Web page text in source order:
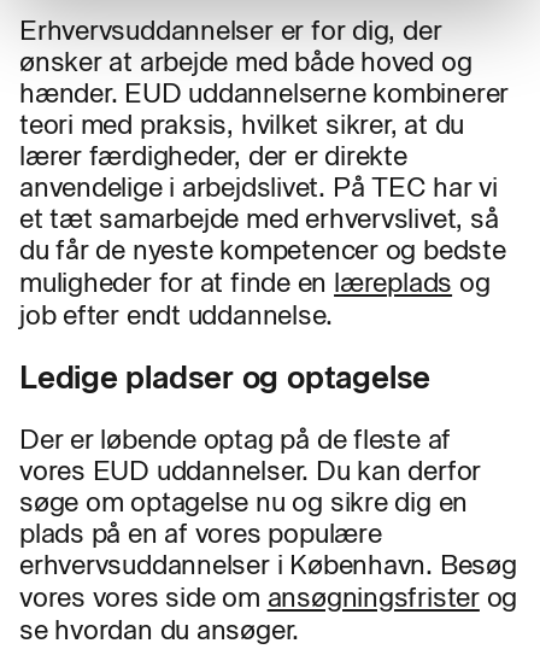
Erhvervsuddannelser er for dig, der
ønsker at arbejde med både hoved og
hænder. EUD uddannelserne kombinerer
teori med praksis, hvilket sikrer, at du
lærer færdigheder, der er direkte
anvendelige i arbejdslivet. På TEC har vi
et tæt samarbejde med erhvervslivet, så
du får de nyeste kompetencer og bedste
muligheder for at finde en læreplads og
job efter endt uddannelse.
Ledige pladser og optagelse
Der er løbende optag på de fleste af
vores EUD uddannelser. Du kan derfor
søge om optagelse nu og sikre dig en
plads på en af vores populære
erhvervsuddannelser i København. Besøg
vores vores side om ansøgningsfristerog
se hvordan du ansøger.